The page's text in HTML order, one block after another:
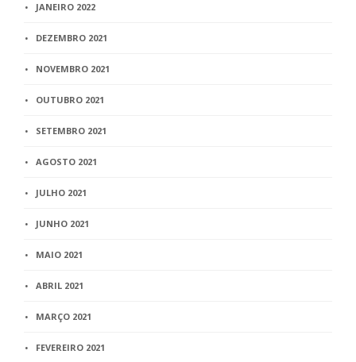
JANEIRO 2022
DEZEMBRO 2021
NOVEMBRO 2021
OUTUBRO 2021
SETEMBRO 2021
AGOSTO 2021
JULHO 2021
JUNHO 2021
MAIO 2021
ABRIL 2021
MARÇO 2021
FEVEREIRO 2021